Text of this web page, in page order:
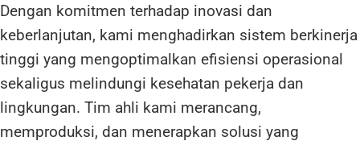
Dengan komitmen terhadap inovasi dan
keberlanjutan, kami menghadirkan sistem berkinerja
tinggi yang mengoptimalkan efisiensi operasional
sekaligus melindungi kesehatan pekerja dan
lingkungan. Tim ahli kami merancang,
memproduksi, dan menerapkan solusi yang